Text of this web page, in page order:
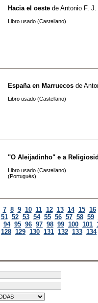
Hacia el oeste de Antonio F.
Libro usado (Castellano)
España en Marruecos de
Libro usado (Castellano)
"O Aleijadinho" e a
Libro usado (Castellano)
(Portugués)
7 8 9 10 11 12 13 14 15 16
51 52 53 54 55 56 57 58 59
94 95 96 97 98 99 100 101
128 129 130 131 132 133 134